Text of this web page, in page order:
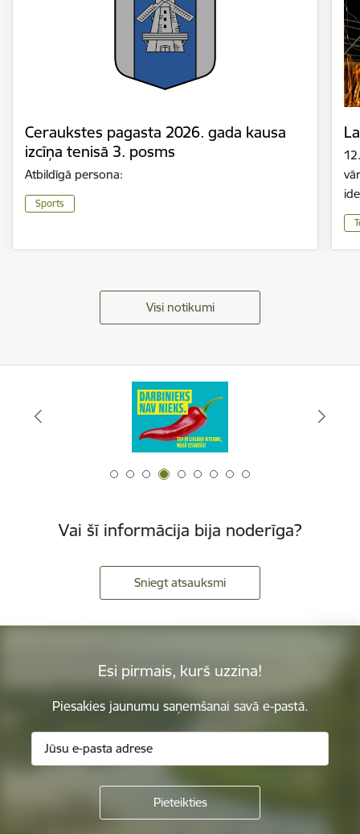
Ceraukstes pagasta 2026. gada kausa
izcīņa tenisā 3. posms
Atbildīgā persona:
Sports
Visi notikumi
Vai šī informācija bija noderīga?
Sniegt atsauksmi
Esi pirmais, kurš uzzina!
Piesakies jaunumu saņemšanai savā e-pastā.